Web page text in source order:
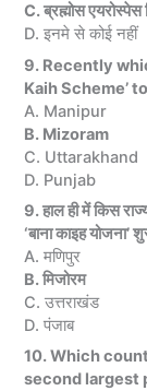
C. ब्रह्मोस एयरोस्पेस
D. इनमे से कोई नहीं
9. Recently
Kaih Scheme’
A. Manipur
B. Mizoram
C. Uttarakhand
D. Punjab
9. हाल ही में किस
‘बाना काइह योजना’
A. मणिपुर
B. मिजोरम
C. उत्तराखंड
D. पंजाब
10. Which
second largest